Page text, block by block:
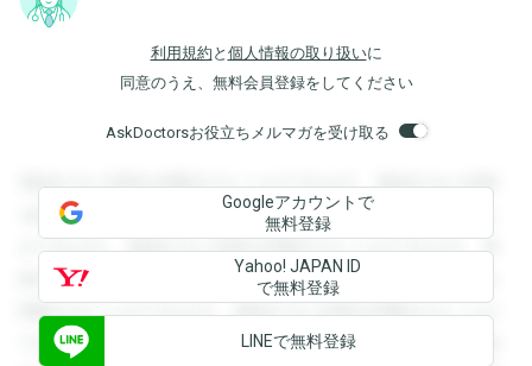
利用規約 と 個人情報の取り扱いに
同意のうえ、無料会員登録をしてください
AskDoctorsお役立ちメルマガを受け取る
登録すると回答を閲覧することができます。登録すると回答
を閲覧することができます。登録すると回答を閲覧すること
ができます。登録すると回答を閲覧することができます。登
録すると回答を閲覧することができます。登録すると回答を
閲覧することができます。登録すると回答を閲覧することが
できます。登録すると回答を閲覧することができます。登録
Googleアカウントで
無料登録
Yahoo! JAPAN ID
で無料登録
LINEで無料登録